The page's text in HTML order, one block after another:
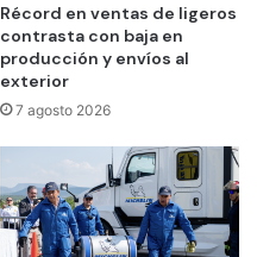
Récord en ventas de ligeros
contrasta con baja en
producción y envíos al
exterior
7 agosto 2026